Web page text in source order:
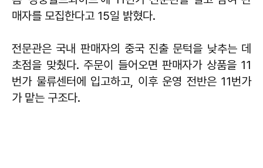
매자를 모집한다고 15일 밝혔다.
전문관은 국내 판매자의 중국 진출 문턱을 낮추는 데
초점을 맞췄다. 주문이 들어오면 판매자가 상품을 11
번가 물류센터에 입고하고, 이후 운영 전반은 11번가
가 맡는 구조다.